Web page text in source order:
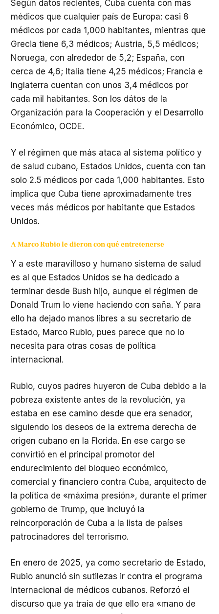
Según datos recientes, Cuba cuenta con más
médicos que cualquier país de Europa: casi 8
médicos por cada 1,000 habitantes, mientras que
Grecia tiene 6,3 médicos; Austria, 5,5 médicos;
Noruega, con alrededor de 5,2; España, con
cerca de 4,6; Italia tiene 4,25 médicos; Francia e
Inglaterra cuentan con unos 3,4 médicos por
cada mil habitantes. Son los dátos de la
Organización para la Cooperación y el Desarrollo
Económico, OCDE.
Y el régimen que más ataca al sistema político y
de salud cubano, Estados Unidos, cuenta con tan
solo 2.5 médicos por cada 1,000 habitantes. Esto
implica que Cuba tiene aproximadamente tres
veces más médicos por habitante que Estados
Unidos.
A Marco Rubio le dieron con qué entretenerse
Y a este maravilloso y humano sistema de salud
es al que Estados Unidos se ha dedicado a
terminar desde Bush hijo, aunque el régimen de
Donald Trum lo viene haciendo con saña. Y para
ello ha dejado manos libres a su secretario de
Estado, Marco Rubio, pues parece que no lo
necesita para otras cosas de política
internacional.
Rubio, cuyos padres huyeron de Cuba debido a la
pobreza existente antes de la revolución, ya
estaba en ese camino desde que era senador,
siguiendo los deseos de la extrema derecha de
origen cubano en la Florida. En ese cargo se
convirtió en el principal promotor del
endurecimiento del bloqueo económico,
comercial y financiero contra Cuba, arquitecto de
la política de «máxima presión», durante el primer
gobierno de Trump, que incluyó la
reincorporación de Cuba a la lista de países
patrocinadores del terrorismo.
En enero de 2025, ya como secretario de Estado,
Rubio anunció sin sutilezas ir contra el programa
internacional de médicos cubanos. Reforzó el
discurso que ya traía de que ello era «mano de